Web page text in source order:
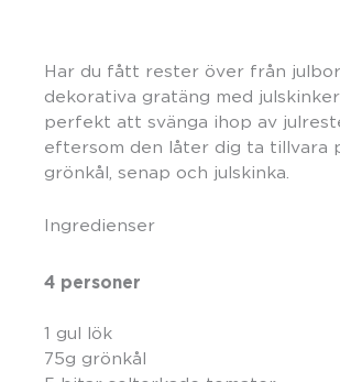
Har du fått rester över från
dekorativa gratäng med
perfekt att svänga ihop av
eftersom den låter dig ta tillvara
grönkål, senap och julskinka.
Ingredienser
4 personer
1 gul lök
75g grönkål